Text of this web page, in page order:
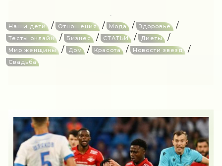
Наши дети / Отношения / Мода / Здоровье /
Тесты онлайн / Бизнес / СТАТЬИ / Диеты /
Мир женщины / Дом / Красота / Новости звезд /
Свадьба